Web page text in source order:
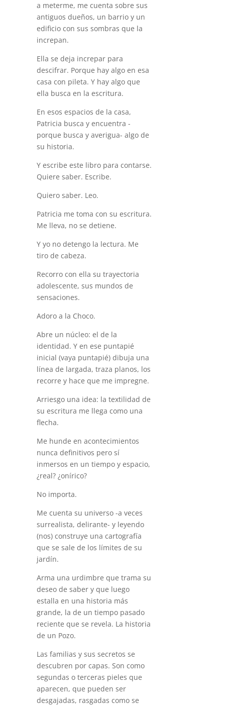
a meterme, me cuenta sobre sus
antiguos dueños, un barrio y un
edificio con sus sombras que la
increpan.
Ella se deja increpar para
descifrar. Porque hay algo en esa
casa con pileta. Y hay algo que
ella busca en la escritura.
En esos espacios de la casa,
Patricia busca y encuentra -
porque busca y averigua- algo de
su historia.
Y escribe este libro para contarse.
Quiere saber. Escribe.
Quiero saber. Leo.
Patricia me toma con su escritura.
Me lleva, no se detiene.
Y yo no detengo la lectura. Me
tiro de cabeza.
Recorro con ella su trayectoria
adolescente, sus mundos de
sensaciones.
Adoro a la Choco.
Abre un núcleo: el de la
identidad. Y en ese puntapié
inicial (vaya puntapié) dibuja una
línea de largada, traza planos, los
recorre y hace que me impregne.
Arriesgo una idea: la textilidad de
su escritura me llega como una
flecha.
Me hunde en acontecimientos
nunca definitivos pero sí
inmersos en un tiempo y espacio,
¿real? ¿onírico?
No importa.
Me cuenta su universo -a veces
surrealista, delirante- y leyendo
(nos) construye una cartografía
que se sale de los límites de su
jardín.
Arma una urdimbre que trama su
deseo de saber y que luego
estalla en una historia más
grande, la de un tiempo pasado
reciente que se revela. La historia
de un Pozo.
Las familias y sus secretos se
descubren por capas. Son como
segundas o terceras pieles que
aparecen, que pueden ser
desgajadas, rasgadas como se